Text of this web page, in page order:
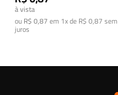
à vista
ouR$ 0,87em1x de R$ 0,87sem
juros